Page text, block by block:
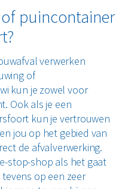
puincontainer
verwerken
of
kun je zowel voor
Ook als je een
kun je vertrouwen
jou op het gebied van
de afvalverwerking.
stop-shop als het gaat
op een zeer